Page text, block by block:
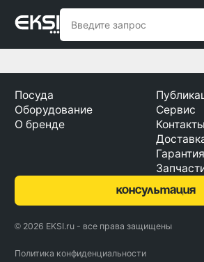
Посуда
Оборудование
О бренде
Сервис
Контакты
Гарантия
консультация
© 2026 EKSI.ru - все права защищены
Политика конфиденциальности